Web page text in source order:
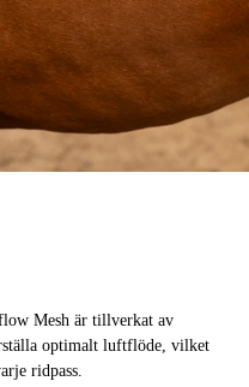
Mesh är tillverkat av
optimalt luftflöde, vilket
ridpass.